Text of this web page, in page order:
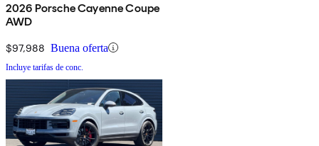
2026 Porsche Cayenne Coupe
AWD
$97,988 Buena oferta
Incluye tarifas de conc.